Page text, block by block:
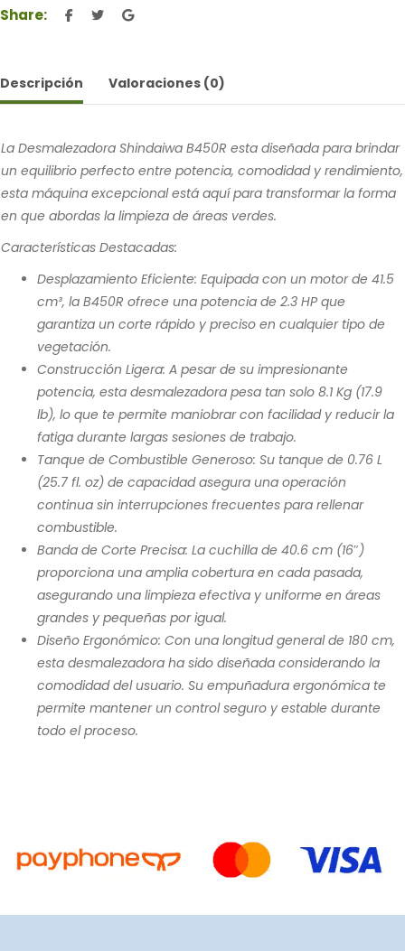
Share:
Descripción Valoraciones (0)
La Desmalezadora Shindaiwa B450R esta diseñada para brindar
un equilibrio perfecto entre potencia, comodidad y rendimiento,
esta máquina excepcional está aquí para transformar la forma
en que abordas la limpieza de áreas verdes.
Características Destacadas:
Desplazamiento Eficiente: Equipada con un motor de 41.5
cm³, la B450R ofrece una potencia de 2.3 HP que
garantiza un corte rápido y preciso en cualquier tipo de
vegetación.
Construcción Ligera: A pesar de su impresionante
potencia, esta desmalezadora pesa tan solo 8.1 Kg (17.9
lb), lo que te permite maniobrar con facilidad y reducir la
fatiga durante largas sesiones de trabajo.
Tanque de Combustible Generoso: Su tanque de 0.76 L
(25.7 fl. oz) de capacidad asegura una operación
continua sin interrupciones frecuentes para rellenar
combustible.
Banda de Corte Precisa: La cuchilla de 40.6 cm (16″)
proporciona una amplia cobertura en cada pasada,
asegurando una limpieza efectiva y uniforme en áreas
grandes y pequeñas por igual.
Diseño Ergonómico: Con una longitud general de 180 cm,
esta desmalezadora ha sido diseñada considerando la
comodidad del usuario. Su empuñadura ergonómica te
permite mantener un control seguro y estable durante
todo el proceso.